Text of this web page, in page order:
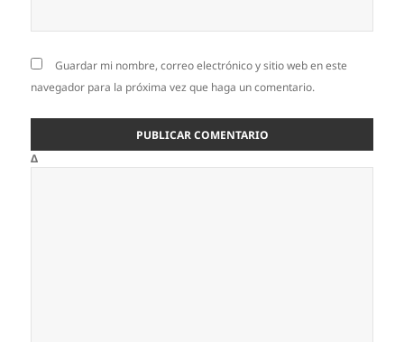
Guardar mi nombre, correo electrónico y sitio web en este
navegador para la próxima vez que haga un comentario.
Δ